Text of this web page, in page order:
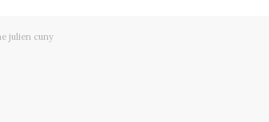
julien cuny